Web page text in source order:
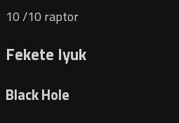
10/10 raptor
Fekete lyuk
Black Hole